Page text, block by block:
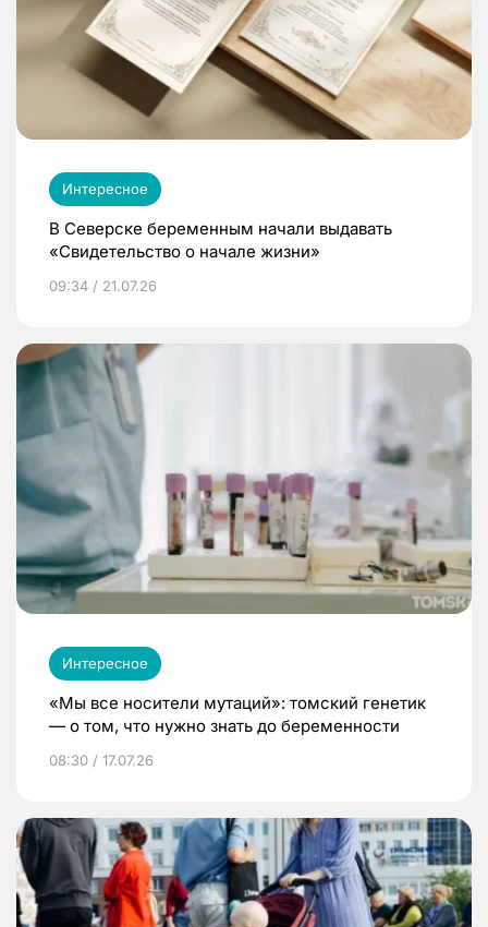
Интересное
В Северске беременным начали выдавать
«Свидетельство о начале жизни»
09:34 / 21.07.26
Интересное
«Мы все носители мутаций»: томский генетик
— о том, что нужно знать до беременности
08:30 / 17.07.26